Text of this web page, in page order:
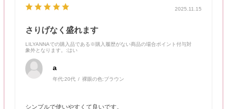
2025.11.15
さりげなく盛れます
LILYANNAでの購入品である※購入履歴がない商品の場合ポイント付与対
象外となります。
:はい
a
年代:20代 裸眼の色:ブラウン
シンプルで使いやすくて良いです。